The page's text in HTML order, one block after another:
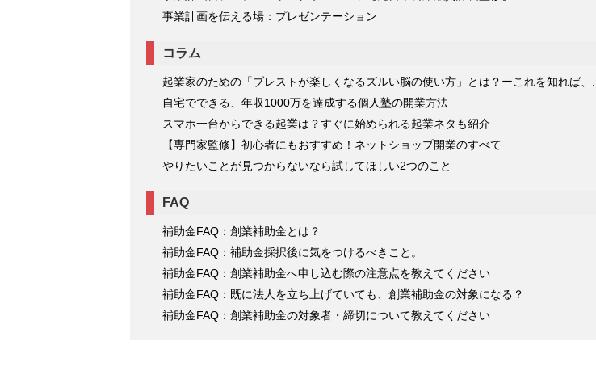
事業計画を伝える場：プレゼンテーション
コラム
起業家のための「ブレストが楽しくなるズルい脳の使い方」とは？ーこれを知れば、...
自宅でできる、年収1000万を達成する個人塾の開業方法
スマホ一台からできる起業は？すぐに始められる起業ネタも紹介
【専門家監修】初心者にもおすすめ！ネットショップ開業のすべて
やりたいことが見つからないなら試してほしい2つのこと
FAQ
補助金FAQ：創業補助金とは？
補助金FAQ：補助金採択後に気をつけるべきこと。
補助金FAQ：創業補助金へ申し込む際の注意点を教えてください
補助金FAQ：既に法人を立ち上げていても、創業補助金の対象になる？
補助金FAQ：創業補助金の対象者・締切について教えてください